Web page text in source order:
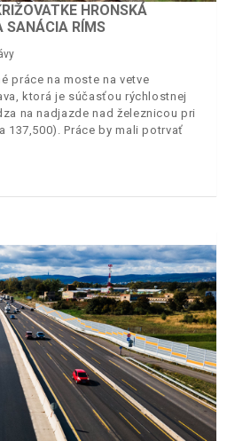
HRONSKÁ
SANÁCIA RÍMS
práce na moste na vetve
ktorá je súčasťou rýchlostnej
na nadjazde nad železnicou pri
137,500). Práce by mali potrvať